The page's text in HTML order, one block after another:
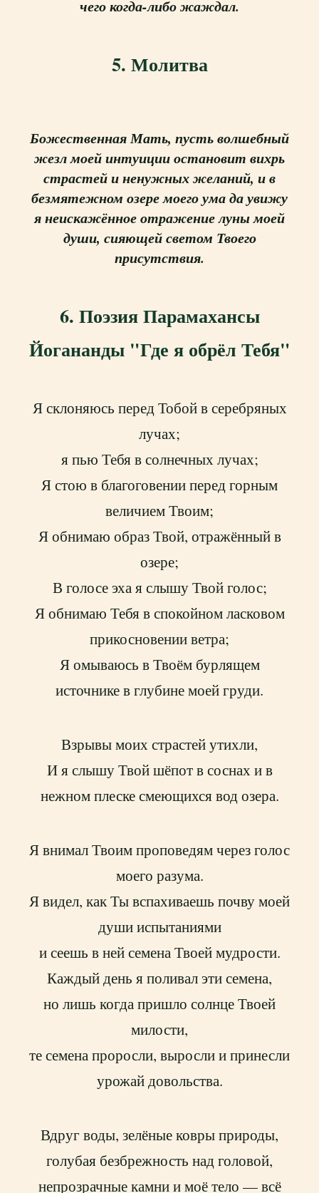
чего когда-либо жаждал.
5. Молитва
Божественная Мать, пусть волшебный
жезл моей интуиции остановит вихрь
страстей и ненужных желаний, и в
безмятежном озере моего ума да увижу
я неискажённое отражение луны моей
души, сияющей светом Твоего
присутствия.
6. Поэзия Парамахансы
Йогананды "Где я обрёл Тебя"
Я склоняюсь перед Тобой в серебряных
лучах;
я пью Тебя в солнечных лучах;
Я стою в благоговении перед горным
величием Твоим;
Я обнимаю образ Твой, отражённый в
озере;
В голосе эха я слышу Твой голос;
Я обнимаю Тебя в спокойном ласковом
прикосновении ветра;
Я омываюсь в Твоём бурлящем
источнике в глубине моей груди.
Взрывы моих страстей утихли,
И я слышу Твой шёпот в соснах и в
нежном плеске смеющихся вод озера.
Я внимал Твоим проповедям через голос
моего разума.
Я видел, как Ты вспахиваешь почву моей
души испытаниями
и сеешь в ней семена Твоей мудрости.
Каждый день я поливал эти семена,
но лишь когда пришло солнце Твоей
милости,
те семена проросли, выросли и принесли
урожай довольства.
Вдруг воды, зелёные ковры природы,
голубая безбрежность над головой,
непрозрачные камни и моё тело — всё